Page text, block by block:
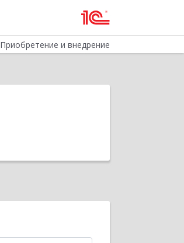
Приобретение и внедрение